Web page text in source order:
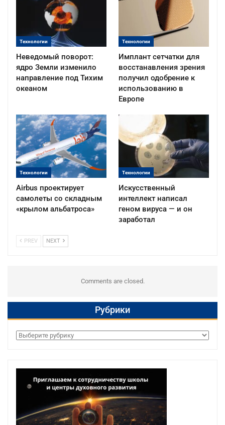
Технологии
Неведомый поворот:
ядро Земли изменило
направление под Тихим
океаном
Технологии
Имплант сетчатки для
восстанавления зрения
получил одобрение к
использованию в
Европе
Технологии
Airbus проектирует
самолеты со складным
«крылом альбатроса»
Технологии
Искусственный
интеллект написал
геном вируса — и он
заработал
PREV NEXT
Comments are closed.
Рубрики
Рубрики